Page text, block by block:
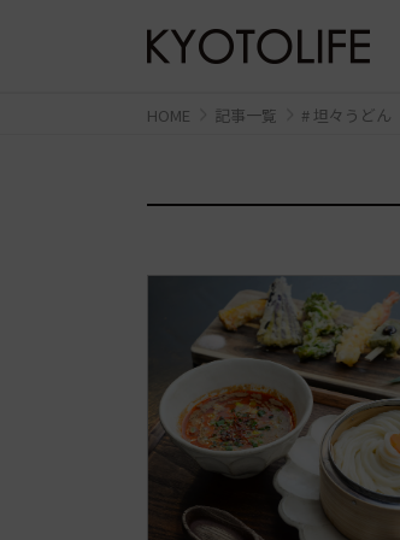
HOME 記事一覧 # 坦々うどん